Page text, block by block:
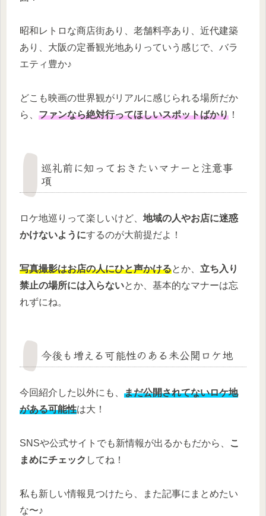
昭和レトロな商店街あり、老舗料亭あり、近代建築
あり、大阪の定番観光地ありっていう感じで、バラ
エティ豊か♪
どこも映画の世界観がリアルに感じられる場所だか
ら、 ファンなら絶対行ってほしいスポットばかり ！
巡礼前に知っておきたいマナーと注意事
項
ロケ地巡りって楽しいけど、 地域の人やお店に迷惑
かけないようにするのが大前提だよ！
写真撮影はお店の人にひと声かけるとか、 立ち入り
禁止の場所には入らないとか、基本的なマナーは忘
れずにね。
今後も増える可能性のある未公開ロケ地
今回紹介した以外にも、 まだ公開されてないロケ地
がある可能性は大！
SNSや公式サイトでも新情報が出るかもだから、
こ
まめにチェック してね！
私も新しい情報見つけたら、また記事にまとめたい
な〜♪